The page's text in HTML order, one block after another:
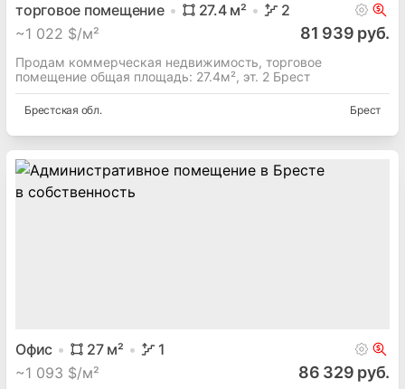
торговое помещение 27.4м²
2
~1 022 $/м² 81 939 руб.
Продам коммерческая недвижимость, торговое
помещение общая площадь: 27.4м², эт. 2 Брест
Брестская обл. Брест
Офис 27м²
1
~1 093 $/м² 86 329 руб.